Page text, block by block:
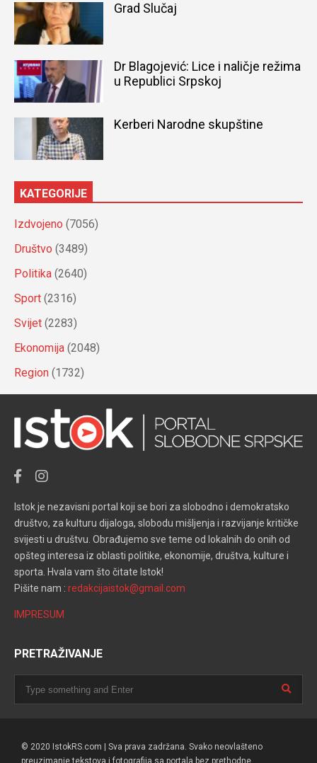
Grad Slučaj
Dr Blagojević: Lice i naličje režima
u Republici Srpskoj
Kerberi Narodne skupštine
KATEGORIJE
Izdvojeno (7056)
Društvo (3489)
Politika (2640)
Sport (2316)
Svijet (2283)
Ekonomija (2048)
Region (1732)
Istok je nezavisni portal koji se bori za slobodno i demokratsko
društvo, za kulturu dijaloga, slobodu mišljenja i razvijanje kritičke
svijesti u društvu. Obrađujemo sve teme od lokalnih do onih od
opšteg interesa iz oblasti politike, ekonomije, društva, kulture i
sporta. Hvala vam što čitate Istok!
Pišite nam : redakcijaistok@gmail.com
IMPRESUM
PRETRAŽIVANJE
© 2020 IstokRS.com | Sva prava zadržana. Svako neovlašteno